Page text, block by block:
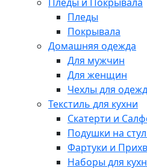
Пледы
Покрывала
Домашняя одежда
Для мужчин
Для женщин
Чехлы для
Текстиль для кухни
Скатерти и
Подушки на
Фартуки и
Наборы для